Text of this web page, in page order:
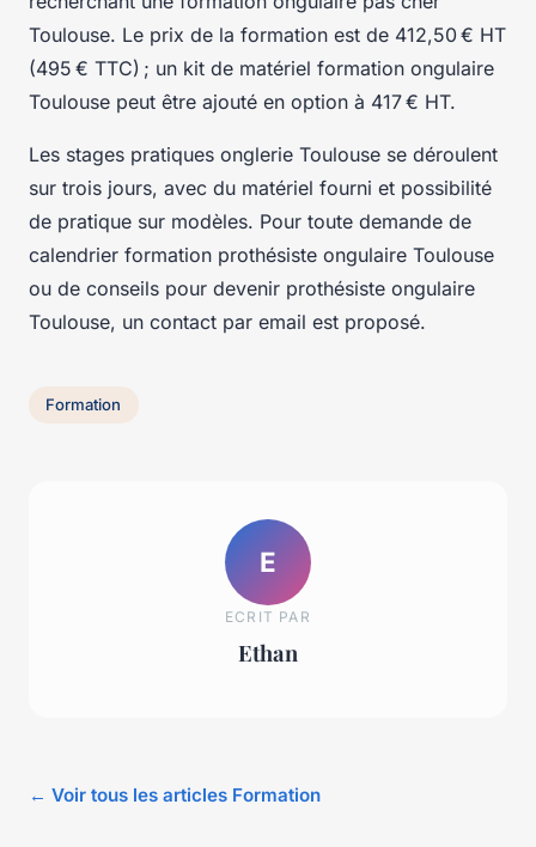
Toulouse. Le prix de la formation est de 412,50 € HT
(495 € TTC) ; un kit de matériel formation ongulaire
Toulouse peut être ajouté en option à 417 € HT.
Les stages pratiques onglerie Toulouse se déroulent
sur trois jours, avec du matériel fourni et possibilité
de pratique sur modèles. Pour toute demande de
calendrier formation prothésiste ongulaire Toulouse
ou de conseils pour devenir prothésiste ongulaire
Toulouse, un contact par email est proposé.
Formation
E
ECRIT PAR
Ethan
← Voir tous les articles Formation